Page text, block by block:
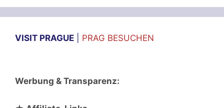
VISIT PRAGUE PRAG BESUCHEN
Werbung & Transparenz: